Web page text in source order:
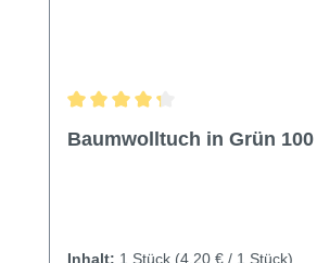
Baumwolltuch in Grün 100
Inhalt: 1 Stück (4,20 € / 1 Stück)